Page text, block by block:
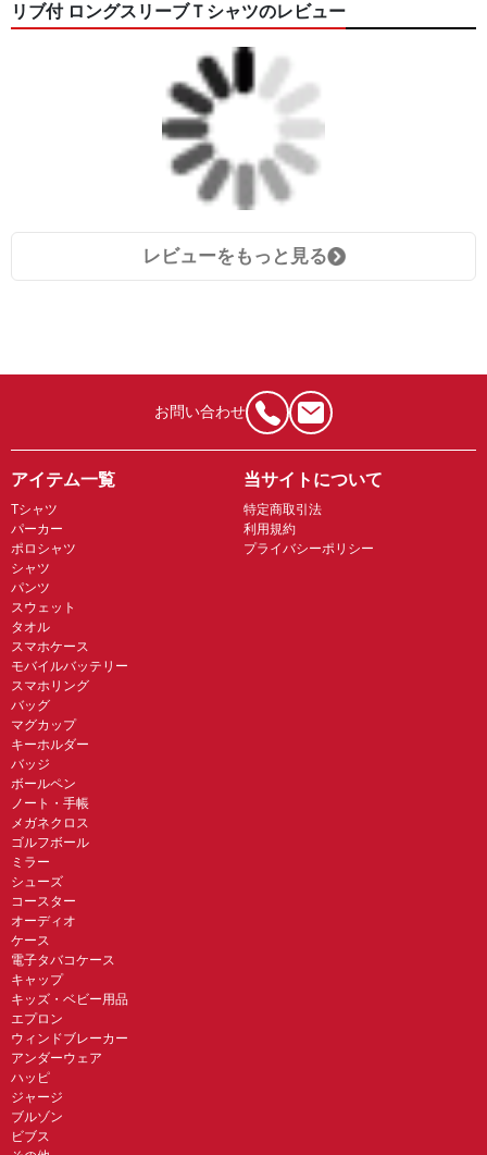
リブ付 ロングスリーブＴシャツのレビュー
レビューをもっと見る
お問い合わせ
アイテム一覧
Tシャツ
パーカー
ポロシャツ
シャツ
パンツ
スウェット
タオル
スマホケース
モバイルバッテリー
スマホリング
バッグ
マグカップ
キーホルダー
バッジ
ボールペン
ノート・手帳
メガネクロス
ゴルフボール
ミラー
シューズ
コースター
オーディオ
ケース
電子タバコケース
キャップ
キッズ・ベビー用品
エプロン
ウィンドブレーカー
アンダーウェア
ハッピ
ジャージ
ブルゾン
ビブス
当サイトについて
特定商取引法
利用規約
プライバシーポリシー